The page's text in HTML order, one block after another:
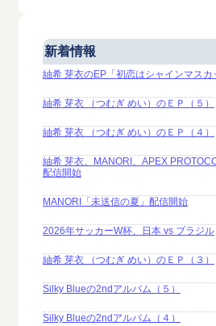
新着情報
紬希 芽衣のEP「初恋はシャインマスカ
紬希 芽衣 （つむぎ めい）のＥＰ（５）
紬希 芽衣 （つむぎ めい）のＥＰ（４）
紬希 芽衣、MANORI、APEX
配信開始
MANORI「未送信の夏」配信開始
2026年サッカーW杯、日本 vs ブラジル
紬希 芽衣 （つむぎ めい）のＥＰ（３）
Silky Blueの2ndアルバム（５）
Silky Blueの2ndアルバム（４）